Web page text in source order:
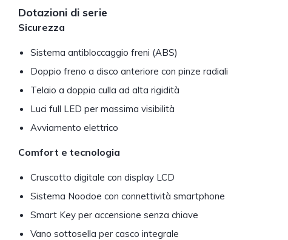
Dotazioni di serie
Sicurezza
Sistema antibloccaggio freni (ABS)
Doppio freno a disco anteriore con pinze radiali
Telaio a doppia culla ad alta rigidità
Luci full LED per massima visibilità
Avviamento elettrico
Comfort e tecnologia
Cruscotto digitale con display LCD
Sistema Noodoe con connettività smartphone
Smart Key per accensione senza chiave
Vano sottosella per casco integrale